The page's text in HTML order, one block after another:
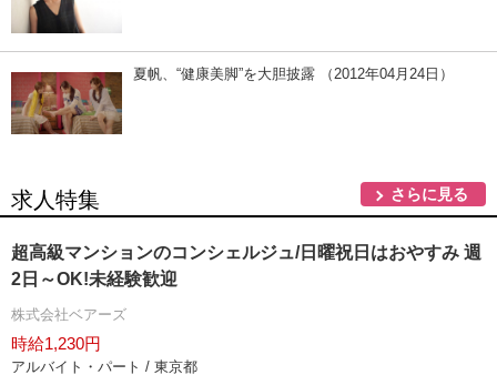
夏帆、“健康美脚”を大胆披露 （2012年04月24日）
求人特集 さらに見る
超高級マンションのコンシェルジュ/日曜祝日はおやすみ 週
2日～OK!未経験歓迎
株式会社ベアーズ
時給1,230円
アルバイト・パート / 東京都